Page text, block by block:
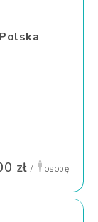
zł / osobę